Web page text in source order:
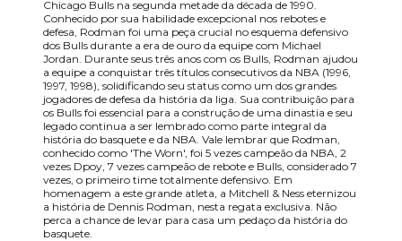
Chicago Bulls na segunda metade da década de 1990.
Conhecido por sua habilidade excepcional nos rebotes e
defesa, Rodman foi uma peça crucial no esquema defensivo
dos Bulls durante a era de ouro da equipe com Michael
Jordan. Durante seus três anos com os Bulls, Rodman ajudou
a equipe a conquistar três títulos consecutivos da NBA (1996,
1997, 1998), solidificando seu status como um dos grandes
jogadores de defesa da história da liga. Sua contribuição para
os Bulls foi essencial para a construção de uma dinastia e seu
legado continua a ser lembrado como parte integral da
história do basquete e da NBA. Vale lembrar que Rodman,
conhecido como 'The Worn', foi 5 vezes campeão da NBA, 2
vezes Dpoy, 7 vezes campeão de rebote e Bulls, considerado 7
vezes, o primeiro time totalmente defensivo. Em
homenagem a este grande atleta, a Mitchell & Ness eternizou
a história de Dennis Rodman, nesta regata exclusiva. Não
perca a chance de levar para casa um pedaço da história do
basquete.